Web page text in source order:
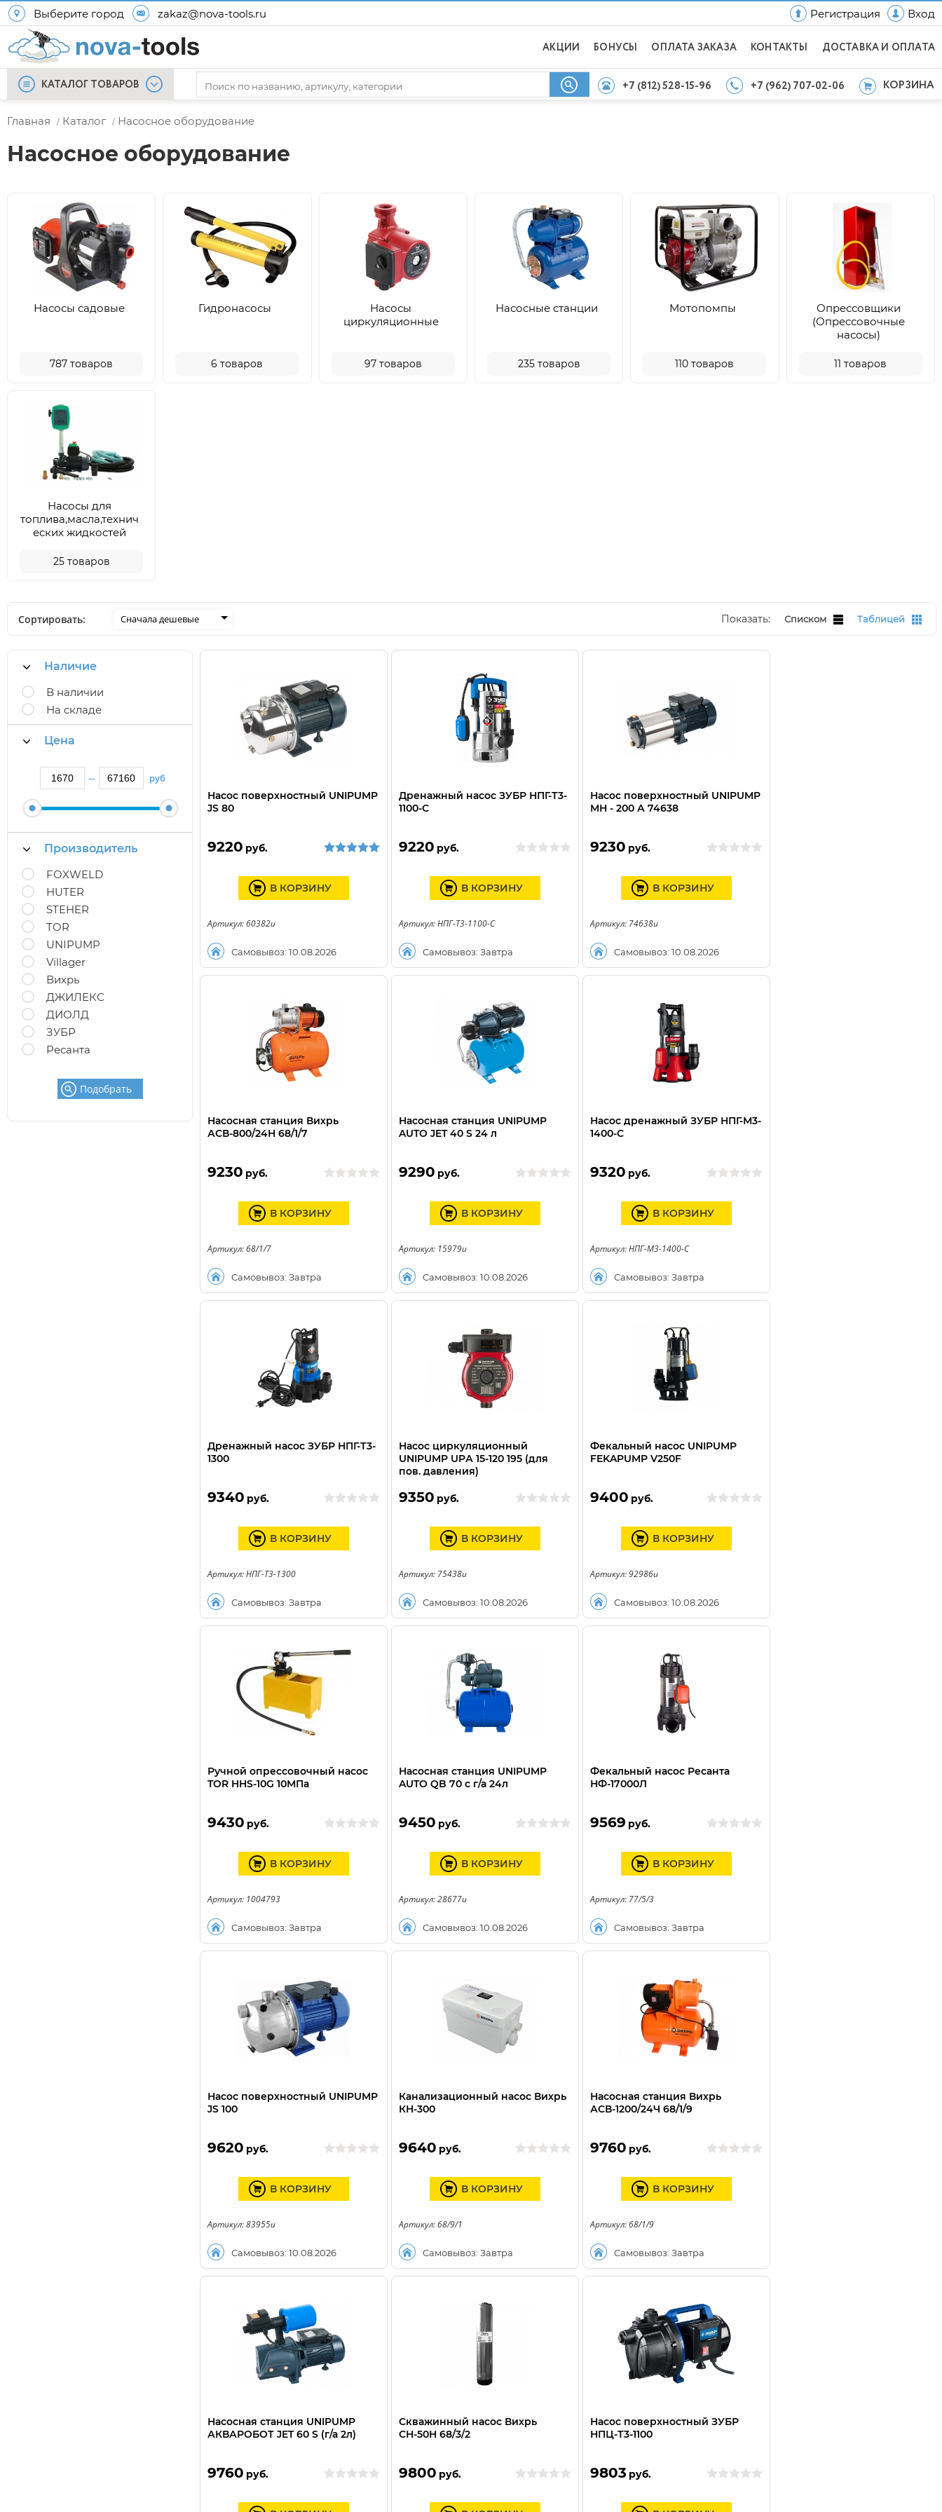
Выберите город zakaz@nova-tools.ru Регистрация Вход
АКЦИИ БОНУСЫ ОПЛАТА ЗАКАЗА КОНТАКТЫ ДОСТАВКА И ОПЛАТА
КАТАЛОГ ТОВАРОВ +7 (812) 528-15-96 +7 (962) 707-02-06 КОРЗИНА
Главная / Каталог / Насосное оборудование
Насосное оборудование
Насосы садовые
787товаров
Гидронасосы
6товаров
Насосы
циркуляционные
97 товаров
Насосные станции
235 товаров
Мотопомпы
110товаров
Опрессовщики
(Опрессовочные
насосы)
11товаров
Насосы для
топлива,масла,технич
еских жидкостей
25 товаров
Сортировать: Сначала дешевые Показать: Списком Таблицей
Наличие
В наличии
На складе
Цена
— руб
Производитель
FOXWELD
HUTER
STEHER
TOR
UNIPUMP
Villager
Вихрь
ДЖИЛЕКС
ДИОЛД
ЗУБР
Ресанта
Подобрать
Насос поверхностный UNIPUMP
JS 80
9220 руб.
Самовывоз: 10.08.2026
В КОРЗИНУ
Артикул: 60382u
Дренажный насос ЗУБР НПГ-Т3-
1100-С
9220 руб.
Самовывоз: Завтра
В КОРЗИНУ
Артикул: НПГ-Т3-1100-С
Насос поверхностный UNIPUMP
МН - 200 А 74638
9230 руб.
Самовывоз: 10.08.2026
В КОРЗИНУ
Артикул: 74638u
Насосная станция Вихрь
АСВ-800/24Н 68/1/7
9230 руб.
Самовывоз: Завтра
В КОРЗИНУ
Артикул: 68/1/7
Насосная станция UNIPUMP
AUTO JET 40 S 24 л
9290 руб.
Самовывоз: 10.08.2026
В КОРЗИНУ
Артикул: 15979u
Насос дренажный ЗУБР НПГ-М3-
1400-С
9320 руб.
Самовывоз: Завтра
В КОРЗИНУ
Артикул: НПГ-М3-1400-С
Дренажный насос ЗУБР НПГ-Т3-
1300
9340 руб.
Самовывоз: Завтра
В КОРЗИНУ
Артикул: НПГ-Т3-1300
Насос циркуляционный
UNIPUMP UPА 15-120 195 (для
пов. давления)
9350 руб.
Самовывоз: 10.08.2026
В КОРЗИНУ
Артикул: 75438u
Фекальный насос UNIPUMP
FEKAPUMP V250F
9400 руб.
Самовывоз: 10.08.2026
В КОРЗИНУ
Артикул: 92986u
Ручной опрессовочный насос
TOR HHS-10G 10МПа
9430 руб.
Самовывоз: Завтра
В КОРЗИНУ
Артикул: 1004793
Насосная станция UNIPUMP
AUTO QB 70 с г/а 24л
9450 руб.
Самовывоз: 10.08.2026
В КОРЗИНУ
Артикул: 28677u
Фекальный насос Ресанта
НФ-17000Л
9569 руб.
Самовывоз: Завтра
В КОРЗИНУ
Артикул: 77/5/3
Насос поверхностный UNIPUMP
JS 100
9620 руб.
Самовывоз: 10.08.2026
В КОРЗИНУ
Артикул: 83955u
Канализационный насос Вихрь
КН-300
9640 руб.
Самовывоз: Завтра
В КОРЗИНУ
Артикул: 68/9/1
Насосная станция Вихрь
АСВ-1200/24Ч 68/1/9
9760 руб.
Самовывоз: Завтра
В КОРЗИНУ
Артикул: 68/1/9
Насосная станция UNIPUMP
АКВАРОБОТ JET 60 S (г/а 2л)
9760 руб.
Скважинный насос Вихрь
СН-50Н 68/3/2
9800 руб.
Насос поверхностный ЗУБР
НПЦ-Т3-1100
9803 руб.